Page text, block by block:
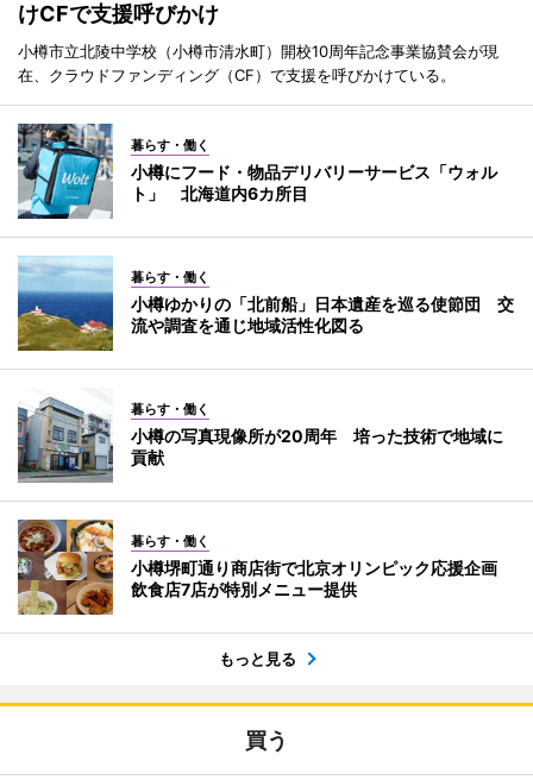
けCFで支援呼びかけ
小樽市立北陵中学校（小樽市清水町）開校10周年記念事業協賛会が現
在、クラウドファンディング（CF）で支援を呼びかけている。
暮らす・働く
小樽にフード・物品デリバリーサービス「ウォル
ト」 北海道内6カ所目
暮らす・働く
小樽ゆかりの「北前船」日本遺産を巡る使節団 交
流や調査を通じ地域活性化図る
暮らす・働く
小樽の写真現像所が20周年 培った技術で地域に
貢献
暮らす・働く
小樽堺町通り商店街で北京オリンピック応援企画
飲食店7店が特別メニュー提供
もっと見る
買う